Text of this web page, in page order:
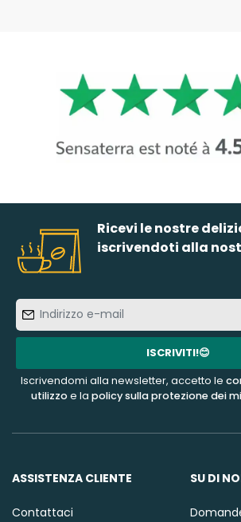
Ricevi le nostre
iscrivendoti alla
e-
mail
ISCRIVITI!😊
Iscrivendomi alla newsletter, accetto le
utilizzoe la policy sulla protezione dei
ASSISTENZA CLIENTE
Contattaci
SU DI